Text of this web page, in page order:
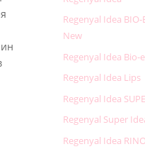
Regenyal Idea BIO-
New
Regenyal Idea Bio-
Regenyal Idea Lips
Regenyal Idea
Regenyal Super
Regenyal Idea